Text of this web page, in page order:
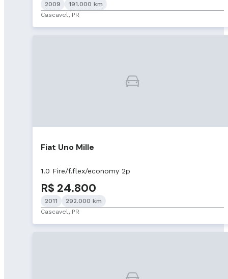
2009
191.000 km
Cascavel, PR
Fiat Uno Mille
1.0 Fire/f.flex/economy 2p
R$ 24.800
2011
292.000 km
Cascavel, PR